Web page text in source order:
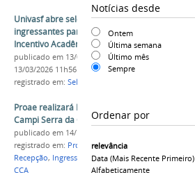
Notícias desde
Ontem
Última semana
Último mês
Sempre
Ordenar por
relevância
Data (mais Recente Primeiro)
Alfabeticamente
Univasf abre seleção de estudantes
ingressantes para o Programa de Bolsas de
Incentivo Acadêmico (BIA)
publicado em 13/03/2026 —última modificação
13/03/2026 11h56
registrado em: Seleção
Proae realizará Recepção aos Calouros nos
Campi Serra da Capivara e Juazeiro
publicado em 14/10/2019
registrado em: Proae ,Assistência Estudantil
Recepção, Ingressantes,Campus Serra da Capivara
CCA